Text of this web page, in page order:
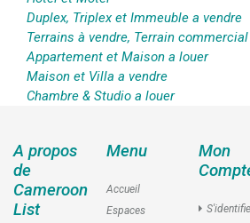
Duplex, Triplex et Immeuble a vendre
Terrains à vendre, Terrain
Appartement et Maison a louer
Maison et Villa a vendre
Chambre & Studio a louer
A propos
de
Cameroon
List
Menu
Accueil
Espaces
Mon